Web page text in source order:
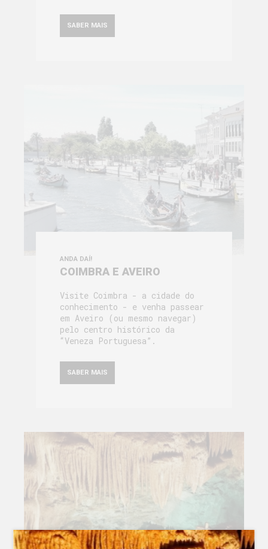
SABER MAIS
ANDA DAÍ!
COIMBRA E AVEIRO
Visite Coimbra - a cidade do
conhecimento - e venha passear
em Aveiro (ou mesmo navegar)
pelo centro histórico da
“Veneza Portuguesa”.
SABER MAIS